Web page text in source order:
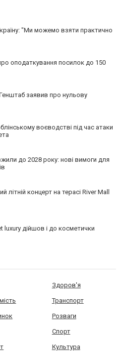
"Ми можемо взяти практично
оподаткування посилок до 150
заявив про нульову
воєводстві під час атаки
до 2028 року: нові вимоги для
концерт на терасі River Mall
luxury дійшов і до косметички
Здоров'я
Транспорт
Розваги
Спорт
Культура